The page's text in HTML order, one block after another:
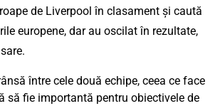
de Liverpool în clasament și caută
europene, dar au oscilat în rezultate,
între cele două echipe, ceea ce face
să fie importantă pentru obiectivele de